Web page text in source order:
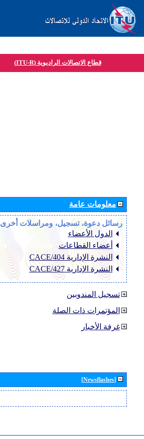
قطاع الاتصالات الراديوية (ITU-R)
معلومات عامة
رسائل دعوة، تسجيل، ومراسلات أخرى
الدول الأعضاء
أعضاء القطاعات
النشرة الإدارية CACE/404
النشرة الإدارية CACE/427
تسجيل المندوبين
المؤتمرات ذات الصلة
غرفة الأخبار
[Newsflashes]